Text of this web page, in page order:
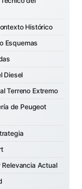
Histórico
Esquemas
Diesel
Terreno Extremo
de Peugeot
Actual